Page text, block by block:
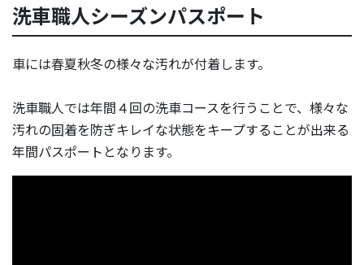
洗車職人シーズンパスポート
車には春夏秋冬の様々な汚れが付着します。
洗車職人では年間４回の洗車コースを行うことで、様々な
汚れの固着を防ぎキレイな状態をキープすることが出来る
年間パスポートとなります。